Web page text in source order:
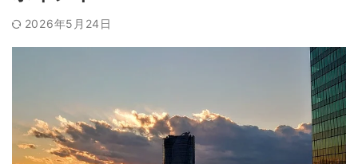
2026年5月24日